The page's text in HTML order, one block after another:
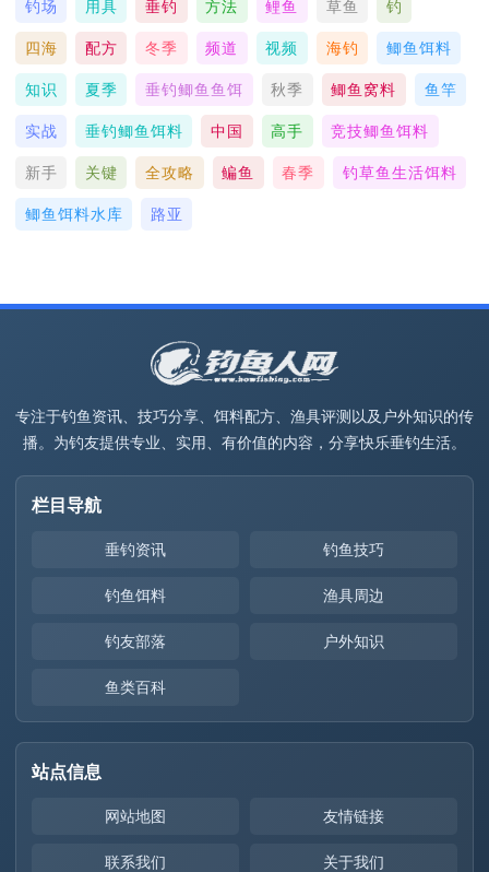
钓场 用具 垂钓 方法 鲤鱼 草鱼 钓
四海 配方 冬季 频道 视频 海钓 鲫鱼饵料
知识 夏季 垂钓鲫鱼鱼饵 秋季 鲫鱼窝料 鱼竿
实战 垂钓鲫鱼饵料 中国 高手 竞技鲫鱼饵料
新手 关键 全攻略 鳊鱼 春季 钓草鱼生活饵料
鲫鱼饵料水库 路亚
专注于钓鱼资讯、技巧分享、饵料配方、渔具评测以及户外知识的传
播。为钓友提供专业、实用、有价值的内容，分享快乐垂钓生活。
栏目导航
垂钓资讯 钓鱼技巧
钓鱼饵料 渔具周边
钓友部落 户外知识
鱼类百科
站点信息
网站地图 友情链接
联系我们 关于我们